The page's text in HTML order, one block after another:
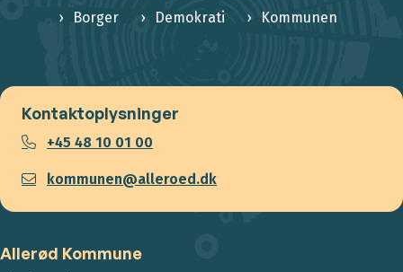
Borger Demokrati Kommunen
Kontaktoplysninger
+45 48 10 01 00
kommunen@alleroed.dk
Allerød Kommune